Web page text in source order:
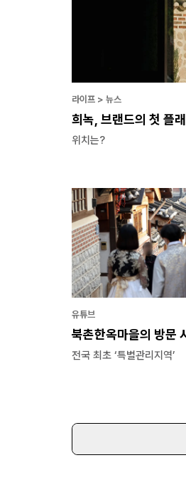
라이프 > 뉴스
희녹, 브랜드의 첫 플
위치는?
유튜브
북촌한옥마을의 방문
전국 최초 ‘특별관리지역’